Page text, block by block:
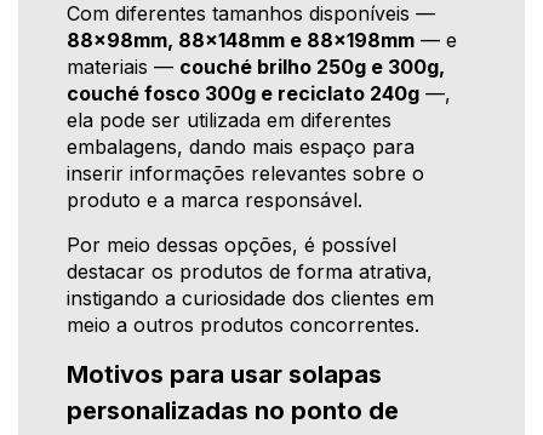
Com diferentes tamanhos disponíveis —
88x98mm, 88x148mm e 88x198mm — e
materiais — couché brilho 250g e 300g,
couché fosco 300g e reciclato 240g —,
ela pode ser utilizada em diferentes
embalagens, dando mais espaço para
inserir informações relevantes sobre o
produto e a marca responsável.
Por meio dessas opções, é possível
destacar os produtos de forma atrativa,
instigando a curiosidade dos clientes em
meio a outros produtos concorrentes.
Motivos para usar solapas
personalizadas no ponto de